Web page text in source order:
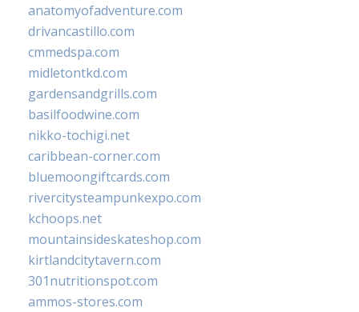
anatomyofadventure.com
drivancastillo.com
cmmedspa.com
midletontkd.com
gardensandgrills.com
basilfoodwine.com
nikko-tochigi.net
caribbean-corner.com
bluemoongiftcards.com
rivercitysteampunkexpo.com
kchoops.net
mountainsideskateshop.com
kirtlandcitytavern.com
301nutritionspot.com
ammos-stores.com